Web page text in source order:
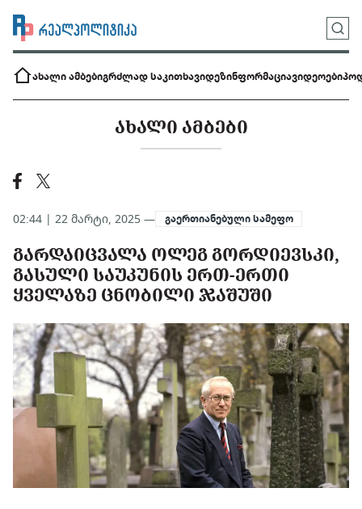
ახალი ამბებიგრძლად საკითხავიდეზინფორმაციავიდეოები
ᲐᲮᲐᲚᲘ ᲐᲛᲑᲔᲑᲘ
02:44 | 22 მარტი, 2025 — გაერთიანებული სამეფო
ᲒᲐᲠᲓᲐᲘᲪᲕᲐᲚᲐ ᲝᲚᲔᲒ ᲒᲝᲠᲓᲘᲔᲕᲡᲙᲘ,
ᲒᲐᲡᲣᲚᲘ ᲡᲐᲣᲙᲣᲜᲘᲡ ᲔᲠᲗ-ᲔᲠᲗᲘ
ᲧᲕᲔᲚᲐᲖᲔ ᲪᲜᲝᲑᲘᲚᲘ ᲯᲐᲨᲣᲨᲘ